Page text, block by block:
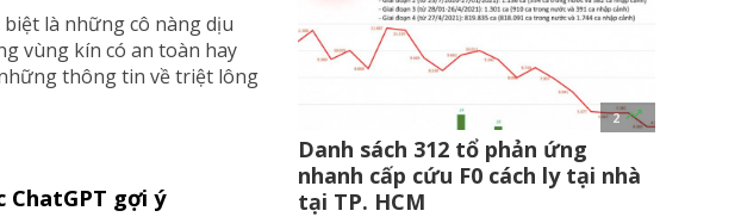
là những cô nàng dịu
vùng kín có an toàn hay
thông tin về triệt lông
gợi ý
2 
Danh sách 312 tổ phản ứng
nhanh cấp cứu F0 cách ly tại nhà
tại TP. HCM